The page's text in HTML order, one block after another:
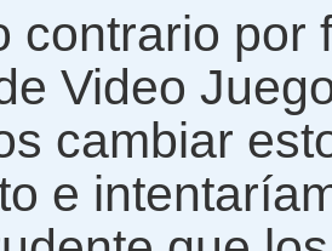
contrario por
Video
cambiar
e